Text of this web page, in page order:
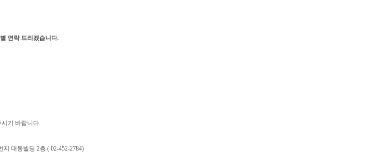
연락 드리겠습니다.
바랍니다.
동빌딩 2층 ( 02-452-2784)